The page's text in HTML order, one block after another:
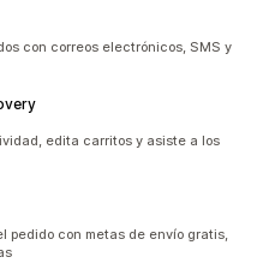
con correos electrónicos, SMS y
edita carritos y asiste a los
pedido con metas de envío gratis,